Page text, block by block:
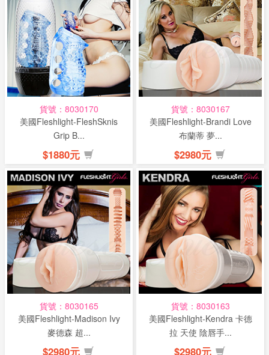
貨號：8030170
美國Fleshlight-FleshSknis
Grip B...
$1880元
貨號：8030167
美國Fleshlight-Brandi Love
布蘭蒂 夢...
$2980元
貨號：8030165
美國Fleshlight-Madison Ivy
麥德森 超...
$2980元
貨號：8030163
美國Fleshlight-Kendra 卡德
拉 天使 陰唇手...
$2980元